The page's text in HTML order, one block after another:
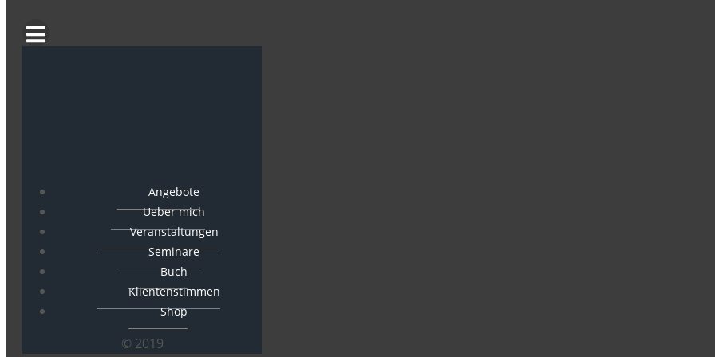
Angebote
Ueber mich
Veranstaltungen
Seminare
Buch
Klientenstimmen
Shop
© 2019